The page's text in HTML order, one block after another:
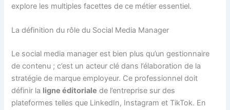
explore les multiples facettes de ce métier essentiel.
La définition du rôle du Social Media Manager
Le social media manager est bien plus qu’un gestionnaire
de contenu ; c’est un acteur clé dans l’élaboration de la
stratégie de marque employeur. Ce professionnel doit
définir la ligne éditoriale de l’entreprise sur des
plateformes telles que LinkedIn, Instagram et TikTok. En